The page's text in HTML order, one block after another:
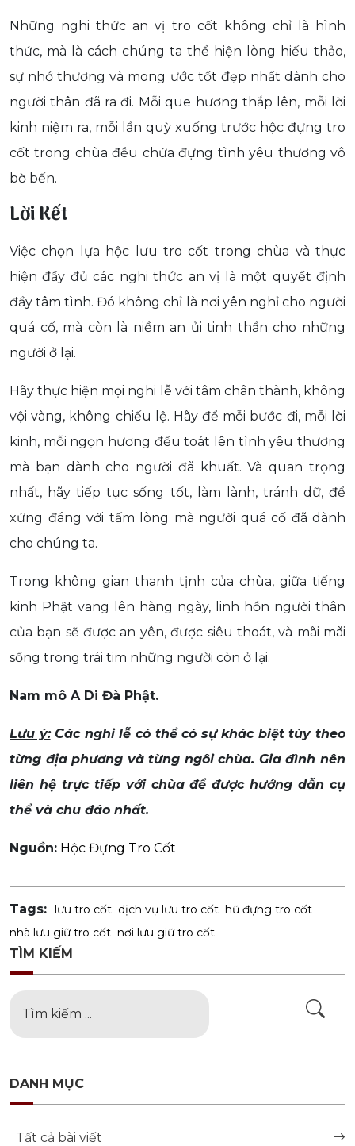
Những nghi thức an vị tro cốt không chỉ là hình
thức, mà là cách chúng ta thể hiện lòng hiếu thảo,
sự nhớ thương và mong ước tốt đẹp nhất dành cho
người thân đã ra đi. Mỗi que hương thắp lên, mỗi lời
kinh niệm ra, mỗi lần quỳ xuống trước hộc đựng tro
cốt trong chùa đều chứa đựng tình yêu thương vô
bờ bến.
Lời Kết
Việc chọn lựa hộc lưu tro cốt trong chùa và thực
hiện đầy đủ các nghi thức an vị là một quyết định
đầy tâm tình. Đó không chỉ là nơi yên nghỉ cho người
quá cố, mà còn là niềm an ủi tinh thần cho những
người ở lại.
Hãy thực hiện mọi nghi lễ với tâm chân thành, không
vội vàng, không chiếu lệ. Hãy để mỗi bước đi, mỗi lời
kinh, mỗi ngọn hương đều toát lên tình yêu thương
mà bạn dành cho người đã khuất. Và quan trọng
nhất, hãy tiếp tục sống tốt, làm lành, tránh dữ, để
xứng đáng với tấm lòng mà người quá cố đã dành
cho chúng ta.
Trong không gian thanh tịnh của chùa, giữa tiếng
kinh Phật vang lên hàng ngày, linh hồn người thân
của bạn sẽ được an yên, được siêu thoát, và mãi mãi
sống trong trái tim những người còn ở lại.
Nam mô A Di Đà Phật.
Lưu ý:Các nghi lễ có thể có sự khác biệt tùy theo
từng địa phương và từng ngôi chùa. Gia đình nên
liên hệ trực tiếp với chùa để được hướng dẫn cụ
thể và chu đáo nhất.
Nguồn: Hộc Đựng Tro Cốt
Tags: lưu tro cốt dịch vụ lưu tro cốt hũ đựng tro cốt
nhà lưu giữ tro cốt nơi lưu giữ tro cốt
TÌM KIẾM
DANH MỤC
Tất cả bài viết